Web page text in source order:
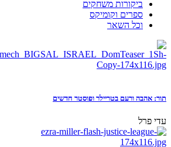
ביקורות משחקים
ספרים וקומיקס
וכל השאר
תור: אהבה ורעם בטריילר ופוסטר חדשים
עדי פרל